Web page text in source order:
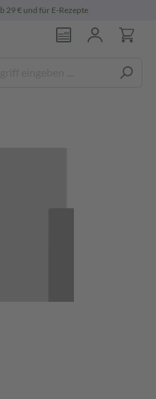
29 € und für E-Rezepte